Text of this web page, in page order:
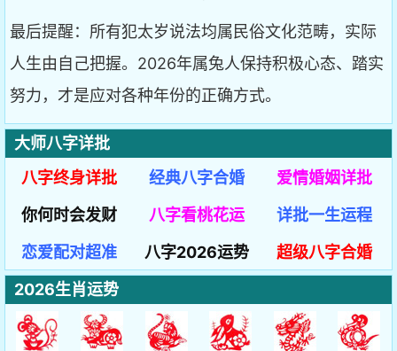
最后提醒：所有犯太岁说法均属民俗文化范畴，实际
人生由自己把握。2026年属兔人保持积极心态、踏实
努力，才是应对各种年份的正确方式。
大师八字详批
八字终身详批
经典八字合婚
爱情婚姻详批
你何时会发财
八字看桃花运
详批一生运程
恋爱配对超准
八字2026运势
超级八字合婚
2026生肖运势